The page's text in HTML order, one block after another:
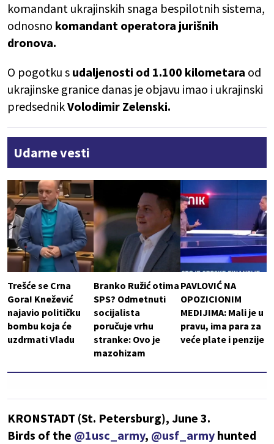
komandant ukrajinskih snaga bespilotnih sistema,
odnosno komandant operatora jurišnih
dronova.
O pogotku s udaljenosti od 1.100 kilometara od
ukrajinske granice danas je objavu imao i ukrajinski
predsednikVolodimir Zelenski.
Udarne vesti
Trešće se Crna
Gora! Knežević
najavio političku
bombu koja će
uzdrmati Vladu
Branko Ružić otima
SPS? Odmetnuti
socijalista
poručuje vrhu
stranke: Ovo je
mazohizam
PAVLOVIĆ NA
OPOZICIONIM
MEDIJIMA: Mali je u
pravu, ima para za
veće plate i penzije
KRONSTADT (St. Petersburg), June 3.
Birds of the @1usc_army, @usf_army hunted